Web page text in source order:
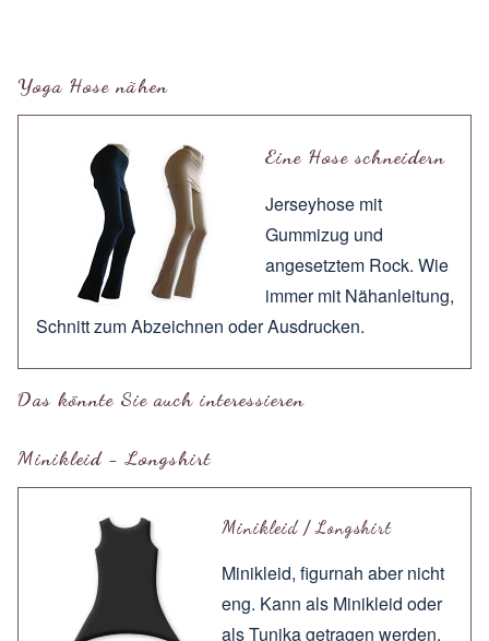
Yoga Hose nähen
Eine Hose schneidern
Jerseyhose mit
Gummizug und
angesetztem Rock. Wie
immer mit Nähanleitung,
Schnitt zumAbzeichnen oderAusdrucken.
Das könnte Sie auch interessieren
Minikleid - Longshirt
Minikleid / Longshirt
Minikleid, figurnah aber nicht
eng. Kann als Minikleid oder
als Tunika getragen werden.